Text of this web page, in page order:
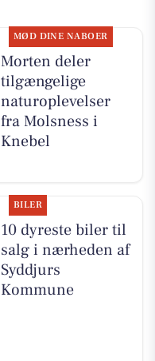
MØD DINE NABOER
Morten deler
tilgængelige
naturoplevelser
fra Molsness i
Knebel
BILER
10 dyreste biler til
salg i nærheden af
Syddjurs
Kommune